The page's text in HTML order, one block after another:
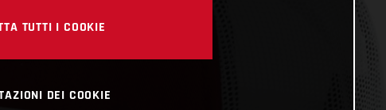
TUTTI I COOKIE
DEI COOKIE